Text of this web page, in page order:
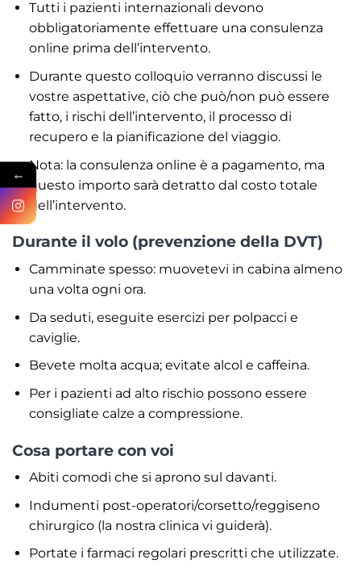
Tutti i pazienti internazionali devono
obbligatoriamente effettuare una consulenza
online prima dell’intervento.
Durante questo colloquio verranno discussi le
vostre aspettative, ciò che può/non può essere
fatto, i rischi dell’intervento, il processo di
recupero e la pianificazione del viaggio.
Nota: la consulenza online è a pagamento, ma
questo importo sarà detratto dal costo totale
dell’intervento.
Durante il volo (prevenzione della DVT)
Camminate spesso: muovetevi in cabina almeno
una volta ogni ora.
Da seduti, eseguite esercizi per polpacci e
caviglie.
Bevete molta acqua; evitate alcol e caffeina.
Per i pazienti ad alto rischio possono essere
consigliate calze a compressione.
Cosa portare con voi
Abiti comodi che si aprono sul davanti.
Indumenti post-operatori/corsetto/reggiseno
chirurgico (la nostra clinica vi guiderà).
Portate i farmaci regolari prescritti che utilizzate.
←